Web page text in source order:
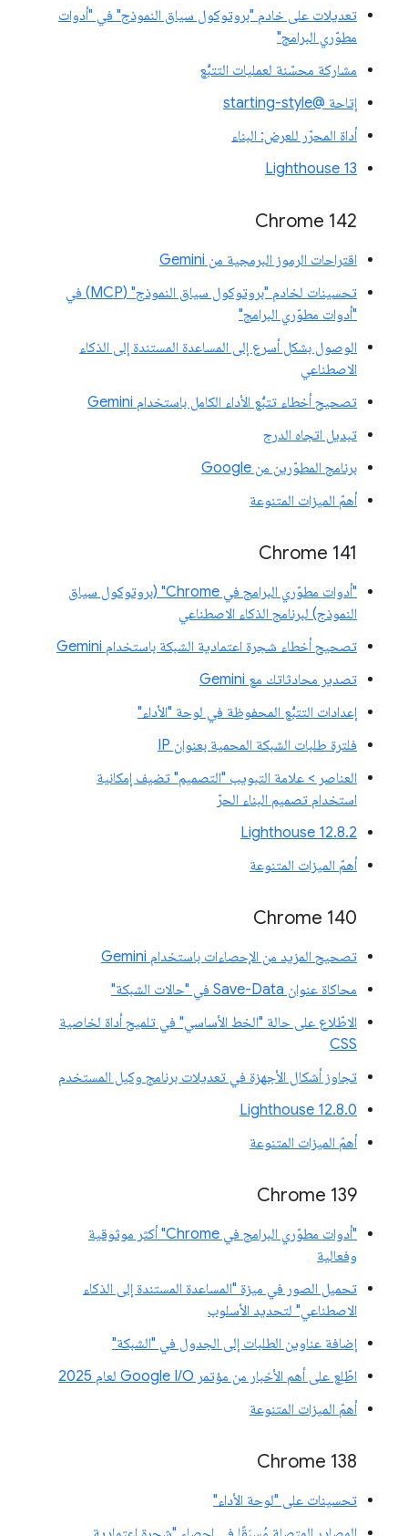
تعديلات على خادم "بروتوكول سياق النموذج" في "أدوات
مطوّري البرامج"
مشاركة محسّنة لعمليات التتبُّع
إتاحة @starting-style
أداة المحرّر للعرض: البناء
Lighthouse 13
Chrome 142
اقتراحات الرموز البرمجية من Gemini
تحسينات لخادم "بروتوكول سياق النموذج" (MCP) في
"أدوات مطوّري البرامج"
الوصول بشكل أسرع إلى المساعدة المستندة إلى الذكاء
الاصطناعي
تصحيح أخطاء تتبُّع الأداء الكامل باستخدام Gemini
تبديل اتجاه الدرج
برنامج المطوّرين من Google
أهمّ الميزات المتنوعة
‫Chrome 141
"أدوات مطوّري البرامج في Chrome" (بروتوكول سياق
النموذج) لبرنامج الذكاء الاصطناعي
تصحيح أخطاء شجرة اعتمادية الشبكة باستخدام Gemini
تصدير محادثاتك مع Gemini
إعدادات التتبُّع المحفوظة في لوحة "الأداء"
فلترة طلبات الشبكة المحمية بعنوان IP
العناصر > علامة التبويب "التصميم" تضيف إمكانية
استخدام تصميم البناء الحرّ
‫Lighthouse 12.8.2
أهمّ الميزات المتنوعة
Chrome 140
تصحيح المزيد من الإحصاءات باستخدام Gemini
محاكاة عنوان Save-Data في "حالات الشبكة"
الاطّلاع على حالة "الخط الأساسي" في تلميح أداة لخاصية
CSS
تجاوز أشكال الأجهزة في تعديلات برنامج وكيل المستخدم
‫Lighthouse 12.8.0
أهمّ الميزات المتنوعة
‫Chrome 139
"أدوات مطوّري البرامج في Chrome" أكثر موثوقية
وفعالية
تحميل الصور في ميزة "المساعدة المستندة إلى الذكاء
الاصطناعي" لتحديد الأسلوب
إضافة عناوين الطلبات إلى الجدول في "الشبكة"
اطّلِع على أهم الأخبار من مؤتمر Google I/O لعام 2025
أهمّ الميزات المتنوعة
‫Chrome 138
تحسينات على "لوحة الأداء"